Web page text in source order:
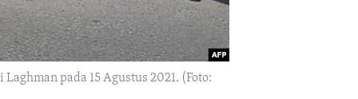
pada 15 Agustus 2021. (Foto: